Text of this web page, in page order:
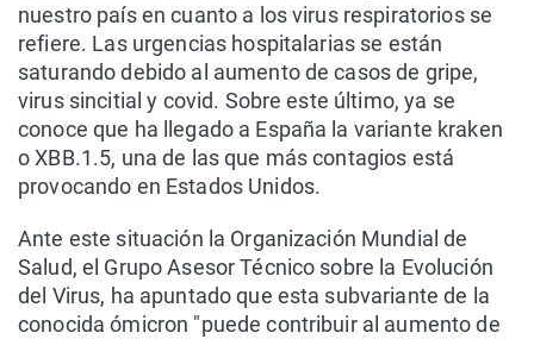
nuestro país en cuanto a los virus respiratorios se
refiere. Las urgencias hospitalarias se están
saturando debido al aumento de casos de gripe,
virus sincitial y covid. Sobre este último, ya se
conoce que ha llegado a España la variante kraken
o XBB.1.5, una de las que más contagios está
provocando en Estados Unidos.
Ante este situación la Organización Mundial de
Salud, el Grupo Asesor Técnico sobre la Evolución
del Virus, ha apuntado que esta subvariante de la
conocida ómicron "puede contribuir al aumento de